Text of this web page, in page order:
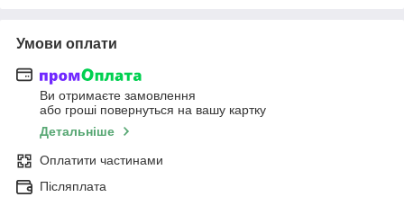
Умови оплати
Ви отримаєте замовлення
або гроші повернуться на вашу картку
Детальніше
Оплатити частинами
Післяплата